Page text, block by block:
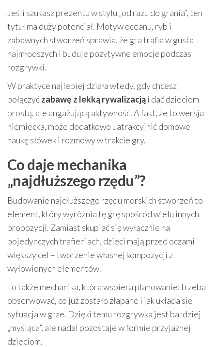
Jeśli szukasz prezentu w stylu „od razu do grania”, ten
tytuł ma duży potencjał. Motyw oceanu, ryb i
zabawnych stworzeń sprawia, że gra trafia w gusta
najmłodszych i buduje pozytywne emocje podczas
rozgrywki.
W praktyce najlepiej działa wtedy, gdy chcesz
połączyćzabawę z lekką rywalizacjąi dać dzieciom
prostą, ale angażującą aktywność. A fakt, że to wersja
niemiecka, może dodatkowo uatrakcyjnić domowe
naukę słówek i rozmowy w trakcie gry.
Co daje mechanika
„najdłuższego rzędu”?
Budowanie najdłuższego rzędu morskich stworzeń to
element, który wyróżnia tę grę spośród wielu innych
propozycji. Zamiast skupiać się wyłącznie na
pojedynczych trafieniach, dzieci mają przed oczami
większy cel – tworzenie własnej kompozycji z
wyłowionych elementów.
To także mechanika, która wspiera planowanie: trzeba
obserwować, co już zostało złapane i jak układa się
sytuacja w grze. Dzięki temu rozgrywka jest bardziej
„myśląca”, ale nadal pozostaje w formie przyjaznej
dzieciom.